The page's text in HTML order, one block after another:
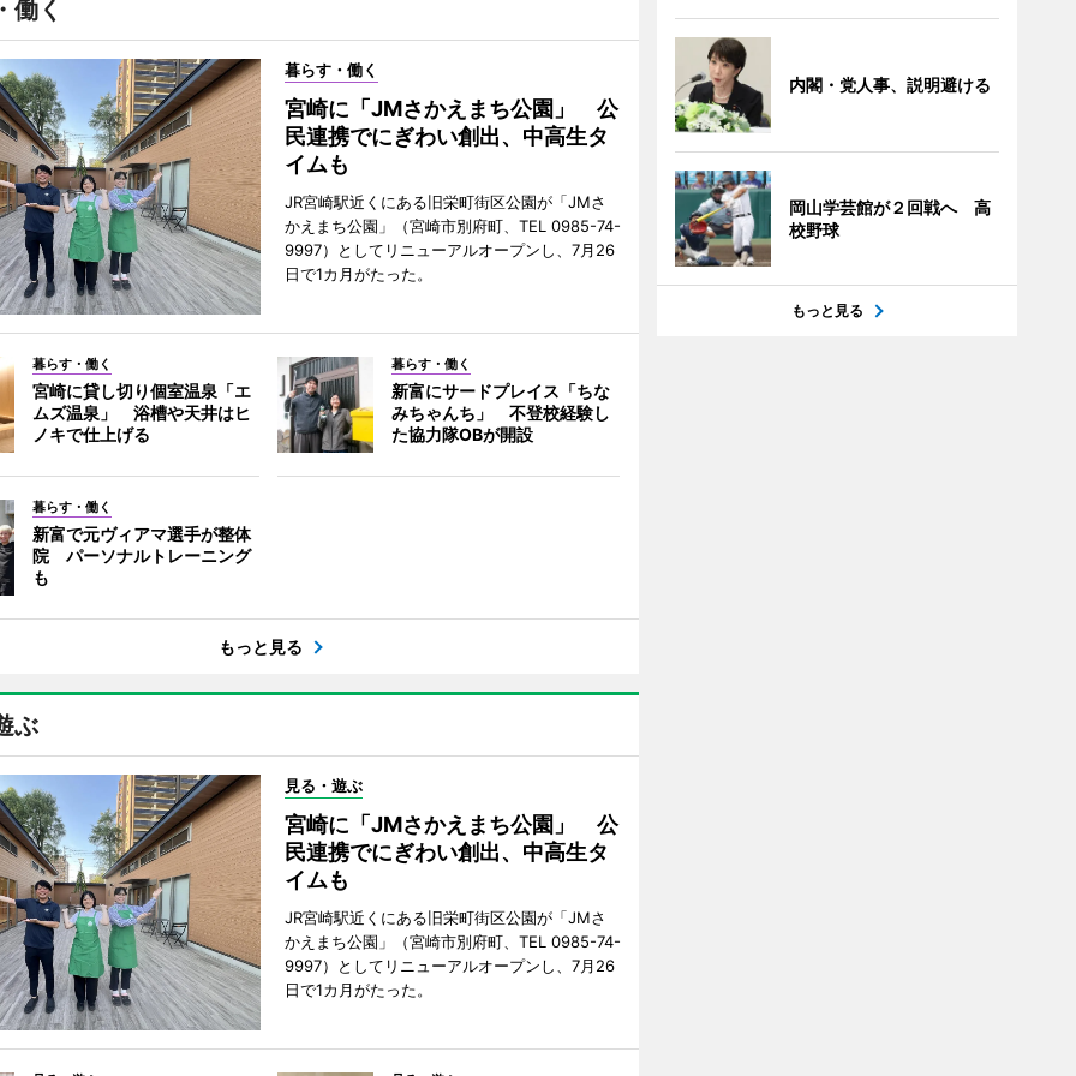
働く
暮らす・働く
宮崎に「JMさかえまち公園」 公
民連携でにぎわい創出、中高生タ
イムも
JR宮崎駅近くにある旧栄町街区公園が「JMさ
かえまち公園」（宮崎市別府町、TEL 0985-74-
9997）としてリニューアルオープンし、7月26
日で1カ月がたった。
暮らす・働く
宮崎に貸し切り個室温泉「エ
ムズ温泉」 浴槽や天井はヒ
ノキで仕上げる
暮らす・働く
新富にサードプレイス「ちな
みちゃんち」 不登校経験し
た協力隊OBが開設
暮らす・働く
新富で元ヴィアマ選手が整体
院 パーソナルトレーニング
も
もっと見る
ぶ
見る・遊ぶ
宮崎に「JMさかえまち公園」 公
民連携でにぎわい創出、中高生タ
イムも
JR宮崎駅近くにある旧栄町街区公園が「JMさ
かえまち公園」（宮崎市別府町、TEL 0985-74-
9997）としてリニューアルオープンし、7月26
日で1カ月がたった。
内閣・党人事、説明避ける
岡山学芸館が２回戦へ 高
校野球
もっと見る